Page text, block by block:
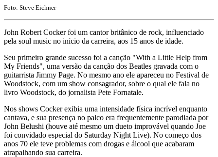
Foto: Steve Eichner
John Robert Cocker foi um cantor britânico de rock, influenciado
pela soul music no início da carreira, aos 15 anos de idade.
Seu primeiro grande sucesso foi a canção "With a Little Help from
My Friends", uma versão da canção dos Beatles gravada com o
guitarrista Jimmy Page. No mesmo ano ele apareceu no Festival de
Woodstock, com um show consagrador, sobre o qual ele fala no
livro Woodstock, do jornalista Pete Fornatale.
Nos shows Cocker exibia uma intensidade física incrível enquanto
cantava, e sua presença no palco era frequentemente parodiada por
John Belushi (houve até mesmo um dueto improvável quando Joe
foi convidado especial do Saturday Night Live). No começo dos
anos 70 ele teve problemas com drogas e álcool que acabaram
atrapalhando sua carreira.